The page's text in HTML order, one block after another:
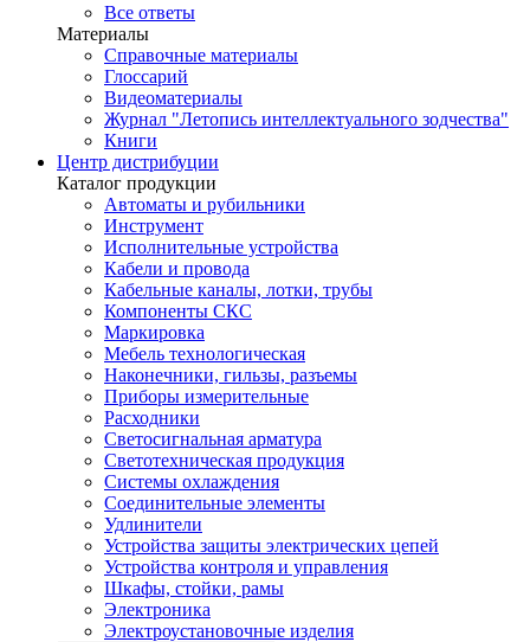
Все ответы
Материалы
Справочные материалы
Глоссарий
Видеоматериалы
Журнал "Летопись интеллектуального зодчества"
Книги
Центр дистрибуции
Каталог продукции
Автоматы и рубильники
Инструмент
Исполнительные устройства
Кабели и провода
Кабельные каналы, лотки, трубы
Компоненты СКС
Маркировка
Мебель технологическая
Наконечники, гильзы, разъемы
Приборы измерительные
Расходники
Светосигнальная арматура
Светотехническая продукция
Системы охлаждения
Соединительные элементы
Удлинители
Устройства защиты электрических цепей
Устройства контроля и управления
Шкафы, стойки, рамы
Электроника
Электроустановочные изделия